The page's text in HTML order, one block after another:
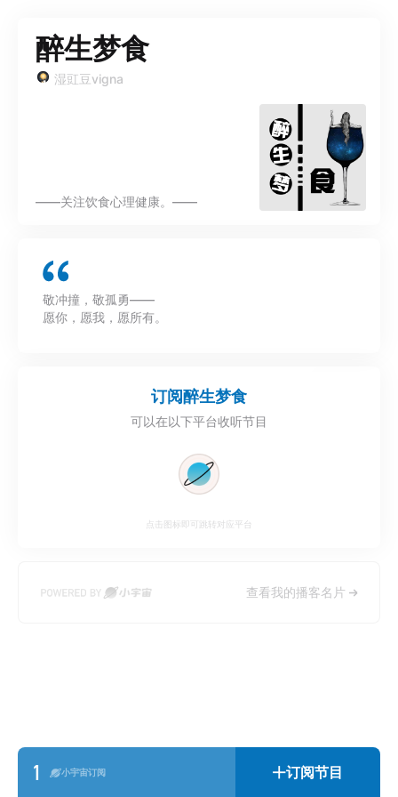
醉生梦食
湿豇豆vigna
——关注饮食心理健康。——
敬冲撞，敬孤勇——
愿你，愿我，愿所有。
订阅醉生梦食
可以在以下平台收听节目
点击图标即可跳转对应平台
查看我的播客名片
1 小宇宙订阅 订阅节目